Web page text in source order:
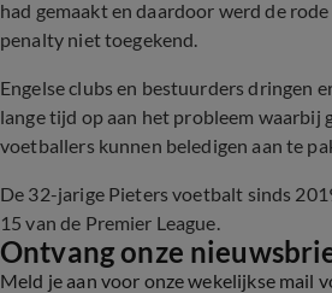
had gemaakt en daardoor werd de
penalty niet toegekend.
Engelse clubs en bestuurders dringen
lange tijd op aan het probleem waarbij
voetballers kunnen beledigen aan te
De 32-jarige Pieters voetbalt sinds
15 van de Premier League.
Ontvang onze
Meld je aan voor onze wekelijkse mail